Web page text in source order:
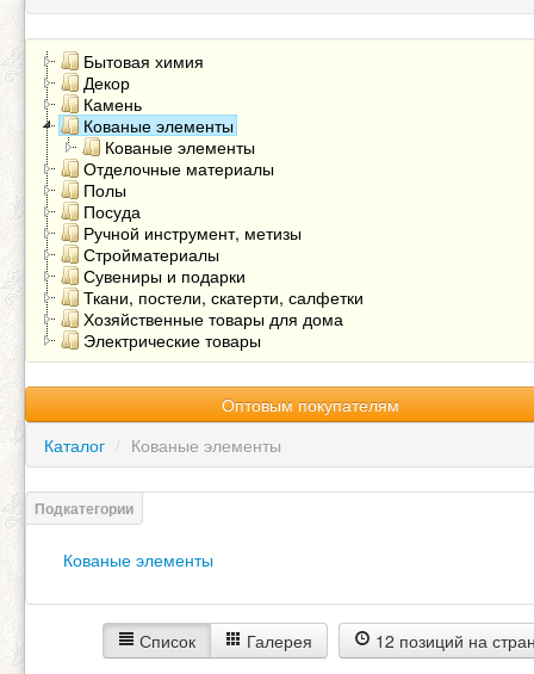
Бытовая химия
Декор
Камень
Кованые элементы
Кованые элементы
Отделочные материалы
Полы
Посуда
Ручной инструмент, метизы
Стройматериалы
Сувениры и подарки
Ткани, постели, скатерти, салфетки
Хозяйственные товары для дома
Электрические товары
Оптовым покупателям
Каталог / Кованые элементы
Кованые элементы
Список Галерея 12 позиций на